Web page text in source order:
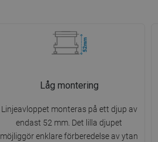
Låg montering
Linjeavloppet monteras på ett djup av
endast 52 mm. Det lilla djupet
möjliggör enklare förberedelse av ytan